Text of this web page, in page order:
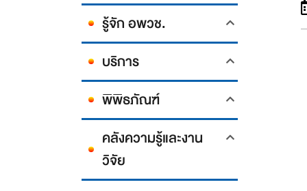
รู้จัก อพวช.
บริการ
พิพิธภัณฑ์
คลังความรู้และงาน
วิจัย